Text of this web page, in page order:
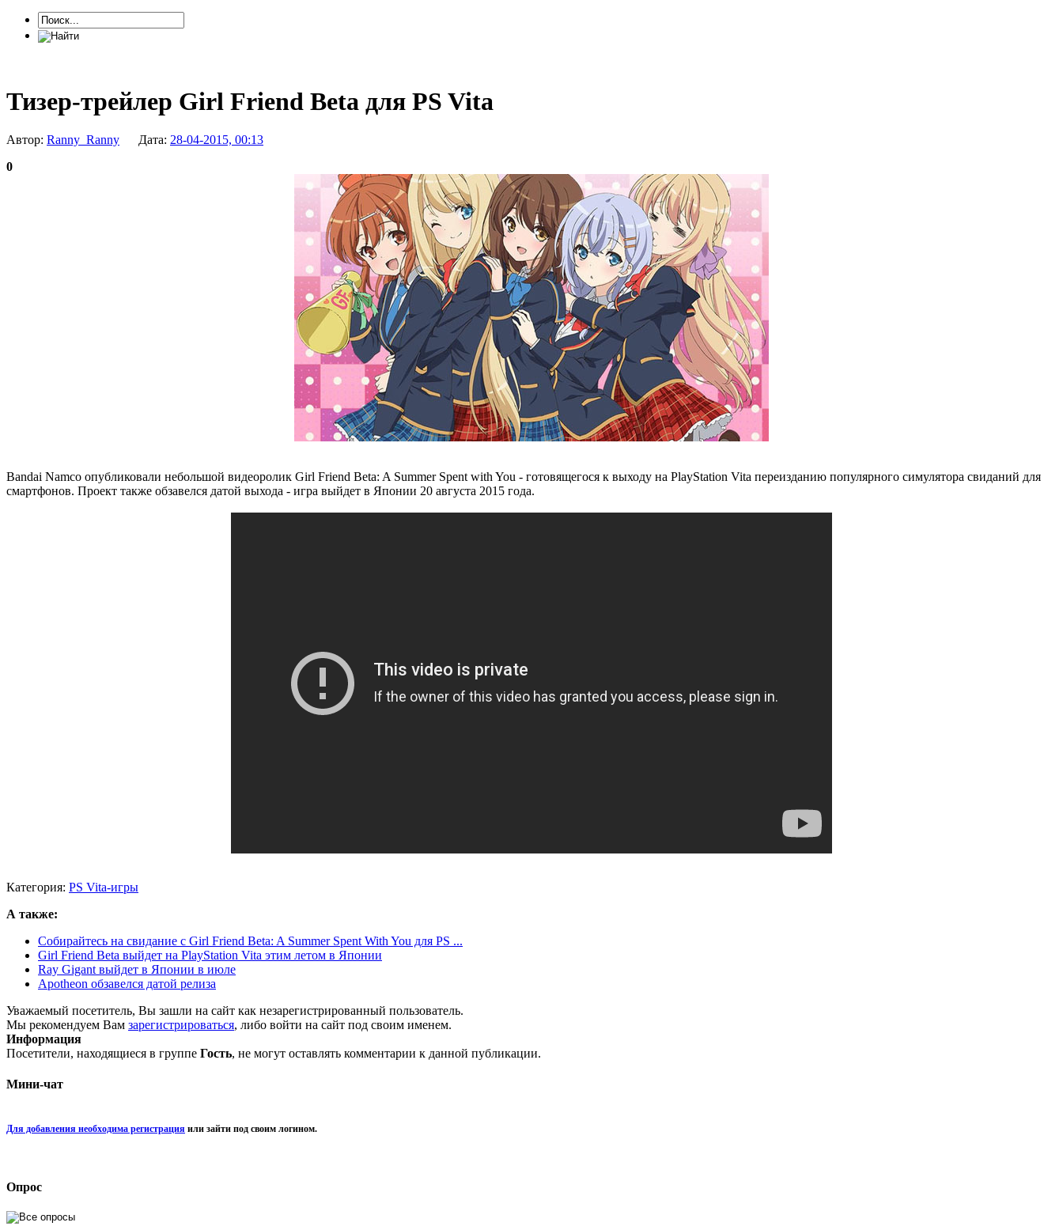
Тизер-трейлер Girl Friend Beta для PS Vita
Автор: Ranny_Ranny Дата: 28-04-2015, 00:13
0
Bandai Namco опубликовали небольшой видеоролик Girl Friend Beta: A Summer Spent with You - готовящегося к выходу на PlayStation Vita переизданию популярного симулятора свиданий для
смартфонов. Проект также обзавелся датой выхода - игра выйдет в Японии 20 августа 2015 года.
Категория: PS Vita-игры
А также:
Собирайтесь на свидание с Girl Friend Beta: A Summer Spent With You для PS ...
Girl Friend Beta выйдет на PlayStation Vita этим летом в Японии
Ray Gigant выйдет в Японии в июле
Apotheon обзавелся датой релиза
Уважаемый посетитель, Вы зашли на сайт как незарегистрированный пользователь.
Мы рекомендуем Вам зарегистрироваться, либо войти на сайт под своим именем.
Информация
Посетители, находящиеся в группе Гость, не могут оставлять комментарии к данной публикации.
Мини-чат
Для добавления необходима регистрация или зайти под своим логином.
Опрос